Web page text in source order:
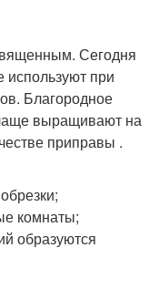
Сегодня
используют при
Благородное
выращивают на
приправы .
комнаты;
образуются